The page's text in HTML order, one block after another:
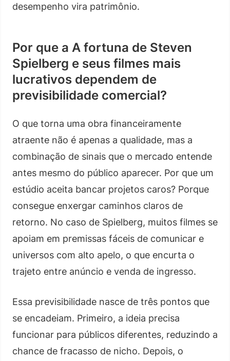
desempenho vira patrimônio.
Por que a A fortuna de Steven
Spielberg e seus filmes mais
lucrativos dependem de
previsibilidade comercial?
O que torna uma obra financeiramente
atraente não é apenas a qualidade, mas a
combinação de sinais que o mercado entende
antes mesmo do público aparecer. Por que um
estúdio aceita bancar projetos caros? Porque
consegue enxergar caminhos claros de
retorno. No caso de Spielberg, muitos filmes se
apoiam em premissas fáceis de comunicar e
universos com alto apelo, o que encurta o
trajeto entre anúncio e venda de ingresso.
Essa previsibilidade nasce de três pontos que
se encadeiam. Primeiro, a ideia precisa
funcionar para públicos diferentes, reduzindo a
chance de fracasso de nicho. Depois, o